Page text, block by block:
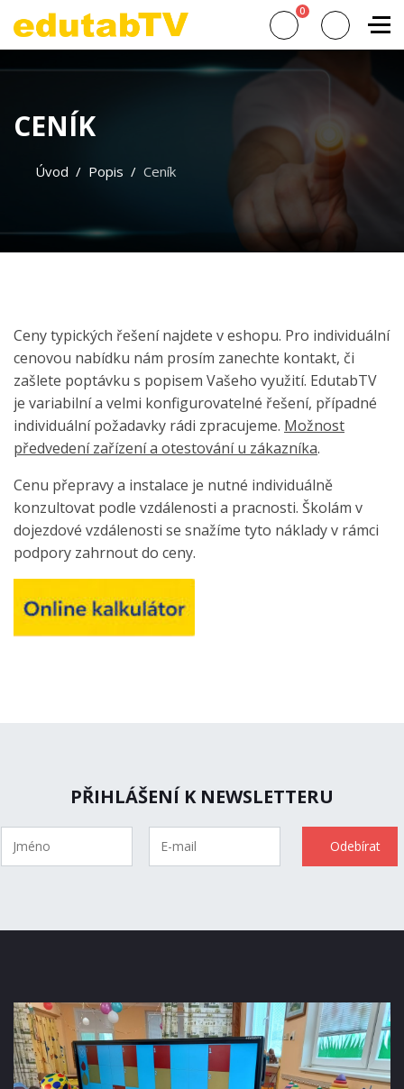
0
CENÍK
Úvod Popis Ceník
Ceny typických řešení najdete v eshopu. Pro individuální
cenovou nabídku nám prosím zanechte kontakt, či
zašlete poptávku s popisem Vašeho využití. EdutabTV
je variabilní a velmi konfigurovatelné řešení, případné
individuální požadavky rádi zpracujeme. Možnost
předvedení zařízení a otestování u zákazníka.
Cenu přepravy a instalace je nutné individuálně
konzultovat podle vzdálenosti a pracnosti. Školám v
dojezdové vzdálenosti se snažíme tyto náklady v rámci
podpory zahrnout do ceny.
PŘIHLÁŠENÍ K NEWSLETTERU